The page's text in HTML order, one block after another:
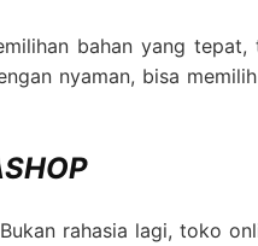
bahan yang tepat,
nyaman, bisa
Bukan rahasia lagi, toko